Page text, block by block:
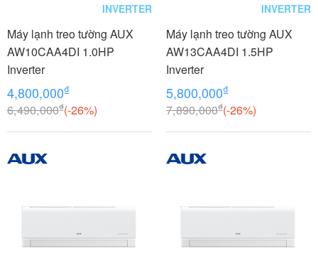
INVERTER
Máy lạnh treo tường AUX
AW10CAA4DI 1.0HP
Inverter
4,800,000₫
6,490,000₫(-26%)
INVERTER
Máy lạnh treo tường AUX
AW13CAA4DI 1.5HP
Inverter
5,800,000₫
7,890,000₫(-26%)